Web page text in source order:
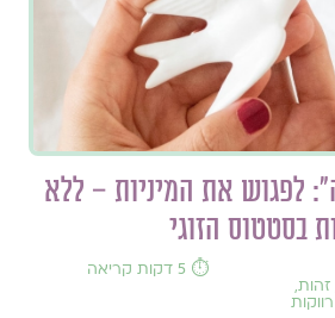
לפגוש את המיניות – ללא
בסטטוס הזוגי
זהות,
רווקות
⏱️ 5 דקות קריאה